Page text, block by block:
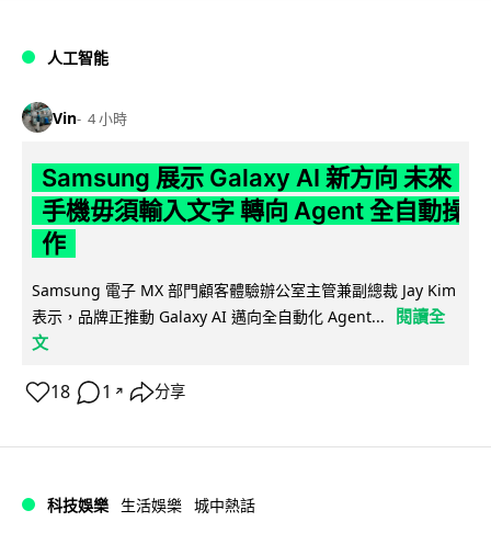
人工智能
Vin 4 小時
Samsung 展示 Galaxy AI 新方向 未來
手機毋須輸入文字 轉向 Agent 全自動操
作
Samsung 電子 MX 部門顧客體驗辦公室主管兼副總裁 Jay Kim
表示，品牌正推動 Galaxy AI 邁向全自動化 Agent...
閱讀全
文
18 1 ↗ 分享
科技娛樂 生活娛樂 城中熱話